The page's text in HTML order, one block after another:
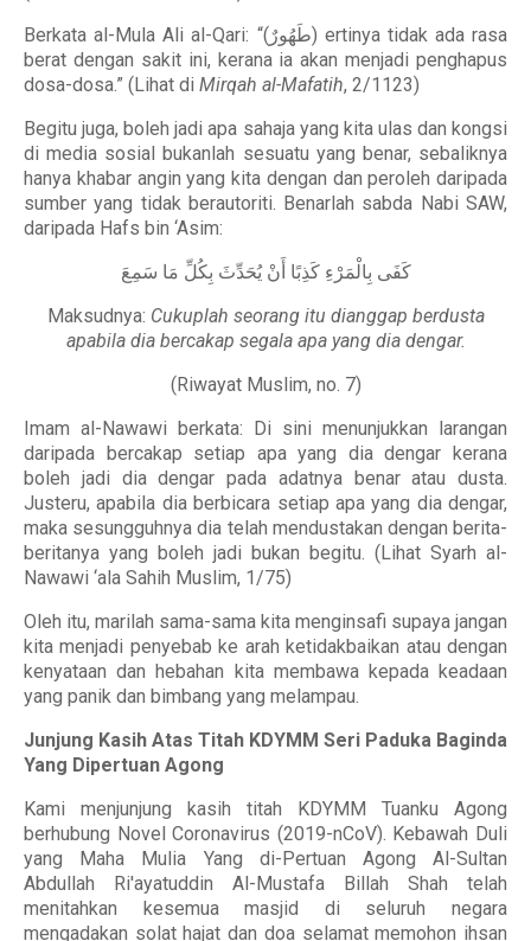
Berkata al-Mula Ali al-Qari: “(طَهُورٌ) ertinya tidak ada rasa
berat dengan sakit ini, kerana ia akan menjadi penghapus
dosa-dosa.” (Lihat di Mirqah al-Mafatih, 2/1123)
Begitu juga, boleh jadi apa sahaja yang kita ulas dan kongsi
di media sosial bukanlah sesuatu yang benar, sebaliknya
hanya khabar angin yang kita dengan dan peroleh daripada
sumber yang tidak berautoriti. Benarlah sabda Nabi SAW,
daripada Hafs bin ‘Asim:
كَفَى بِالْمَرْءِ كَذِبًا أَنْ يُحَدِّثَ بِكُلِّ مَا سَمِعَ
Maksudnya: Cukuplah seorang itu dianggap berdusta
apabila dia bercakap segala apa yang dia dengar.
(Riwayat Muslim, no. 7)
Imam al-Nawawi berkata: Di sini menunjukkan larangan
daripada bercakap setiap apa yang dia dengar kerana
boleh jadi dia dengar pada adatnya benar atau dusta.
Justeru, apabila dia berbicara setiap apa yang dia dengar,
maka sesungguhnya dia telah mendustakan dengan berita-
beritanya yang boleh jadi bukan begitu. (Lihat Syarh al-
Nawawi ‘ala Sahih Muslim, 1/75)
Oleh itu, marilah sama-sama kita menginsafi supaya jangan
kita menjadi penyebab ke arah ketidakbaikan atau dengan
kenyataan dan hebahan kita membawa kepada keadaan
yang panik dan bimbang yang melampau.
Junjung Kasih Atas Titah KDYMM Seri Paduka Baginda
Yang Dipertuan Agong
Kami menjunjung kasih titah KDYMM Tuanku Agong
berhubung Novel Coronavirus (2019-nCoV). Kebawah Duli
yang Maha Mulia Yang di-Pertuan Agong Al-Sultan
Abdullah Ri'ayatuddin Al-Mustafa Billah Shah telah
menitahkan kesemua masjid di seluruh negara
mengadakan solat hajat dan doa selamat memohon ihsan